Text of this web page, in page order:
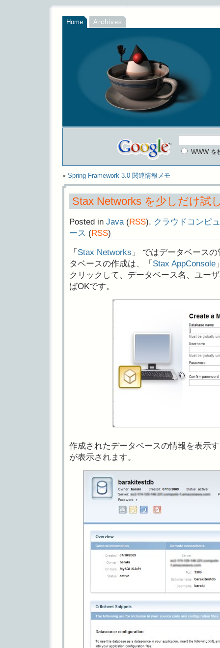
Home Archives
WWW を
« Spring Framework 3.0 関連情報メモ
Stax Networks を少しだけ試
Posted in Java(RSS), クラウドコンピ
ース (RSS)
「 Stax Networks 」 ではデータベース
タベースの作成は、「 Stax AppConsole
クリックして、データベース名、ユー
ばOKです。
作成されたデータベースの情報を表示
が表示されます。